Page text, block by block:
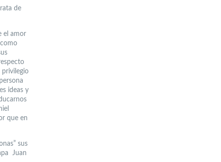
de
el amor
privilegio
ideas y
que en
sus
Juan